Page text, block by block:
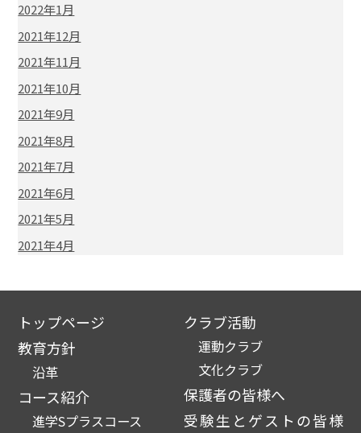
2022年1月
2021年12月
2021年11月
2021年10月
2021年9月
2021年8月
2021年7月
2021年6月
2021年5月
2021年4月
トップページ
教育方針
沿革
コース紹介
進学Sプラスコース
クラブ活動
運動クラブ
文化クラブ
保護者の皆様へ
受験生とゲストの皆様